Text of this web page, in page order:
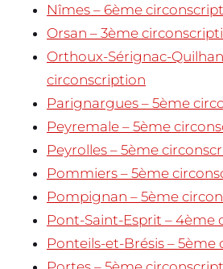
Nîmes – 6ème
Orsan – 3ème
Orthoux-Sérignac-
circonscription
Parignargues – 5ème
Peyremale – 5ème
Peyrolles – 5ème
Pommiers – 5ème
Pompignan – 5ème
Pont-Saint-Esprit – 4ème
Ponteils-et-Brésis –